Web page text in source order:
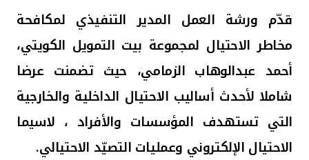
المملكة المتحدة
مملكة البحرين
قدّم ورشة العمل المدير التنفيذي لمكافحة
مخاطر الاحتيال لمجموعة بيت التمويل الكويتي،
أحمد عبدالوهاب الزمامي، حيث تضمنت عرضا
شاملا لأحدث أساليب الاحتيال الداخلية والخارجية
التي تستهدف المؤسسات والأفراد ، لاسيما
الاحتيال الإلكتروني وعمليات التصيّد الاحتيالي.